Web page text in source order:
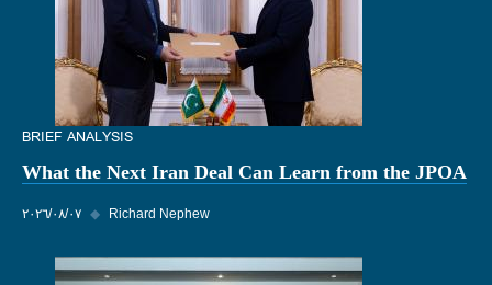
BRIEF ANALYSIS
What the Next Iran Deal Can Learn from the JPOA
٠٧‏/٠٨‏/٢٠٢٦ ◆ Richard Nephew